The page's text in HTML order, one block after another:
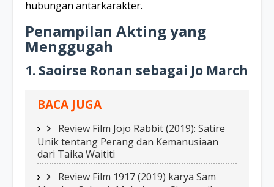
hubungan antarkarakter.
Penampilan Akting yang
Menggugah
1. Saoirse Ronan sebagai Jo March
BACA JUGA
Review Film Jojo Rabbit (2019): Satire
Unik tentang Perang dan Kemanusiaan
dari Taika Waititi
Review Film 1917 (2019) karya Sam